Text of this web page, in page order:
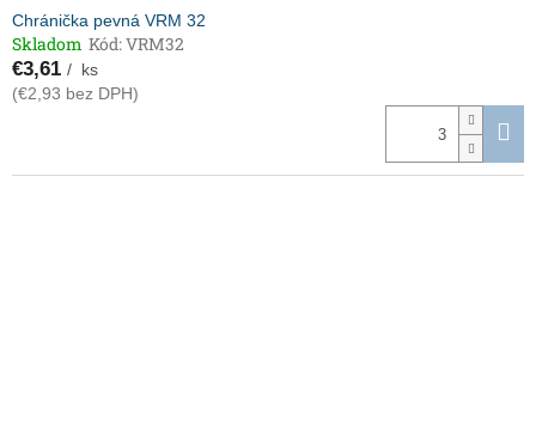
Chránička pevná VRM 32
Skladom Kód:VRM32
€3,61 / ks
(€2,93 bez DPH)